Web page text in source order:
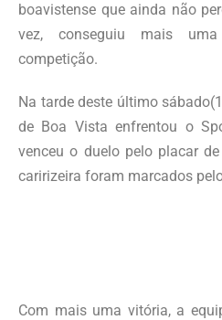
boavistense que ainda não
vez, conseguiu mais
competição.
Na tarde deste último
de Boa Vista enfrentou o
venceu o duelo pelo placar
caririzeira foram marcados
Com mais uma vitória, a